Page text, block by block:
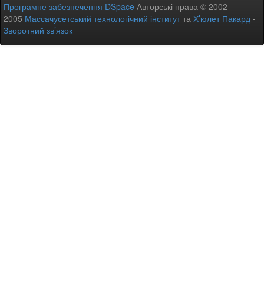
Програмне забезпечення DSpace Авторські права © 2002-
2005 Массачусетський технологічний інститутта Х’юлет Пакард -
Зворотний зв’язок